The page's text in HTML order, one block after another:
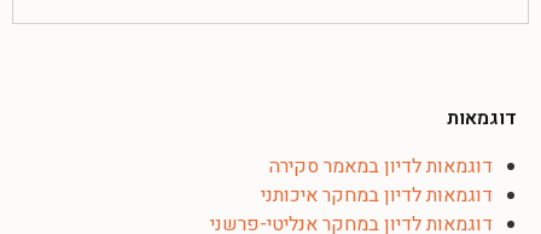
דוגמאות
דוגמאות לדיון במאמר סקירה
דוגמאות לדיון במחקר איכותני
דוגמאות לדיון במחקר אנליטי-פרשני